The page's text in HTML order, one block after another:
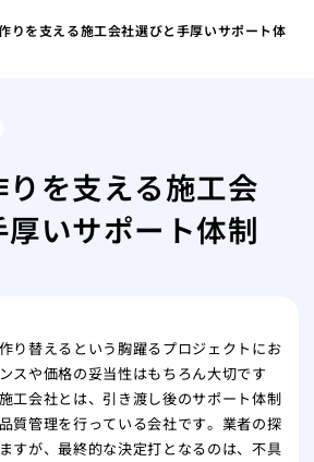
りを支える施工会社選びと手厚いサポート体
が
フ
マ
く
を支える施工会
いサポート体制
り替えるという胸躍るプロジェクトにお
スや価格の妥当性はもちろん大切です
工会社とは、引き渡し後のサポート体制
質管理を行っている会社です。業者の探
すが、最終的な決定打となるのは、不具